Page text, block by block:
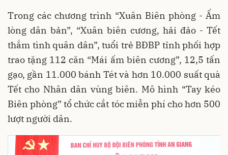
Trong các chương trình “Xuân Biên phòng - Ấm
lòng dân bản”, “Xuân biên cương, hải đảo - Tết
thắm tình quân dân”, tuổi trẻ BĐBP tỉnh phối hợp
trao tặng 112 căn “Mái ấm biên cương”, 12,5 tấn
gạo, gần 11.000 bánh Tét và hơn 10.000 suất quà
Tết cho Nhân dân vùng biên. Mô hình “Tay kéo
Biên phòng” tổ chức cắt tóc miễn phí cho hơn 500
lượt người dân.